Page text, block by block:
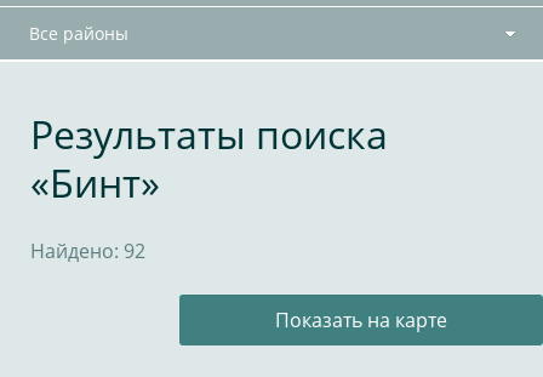
Все районы
Результаты поиска
«Бинт»
Найдено: 92
Показать на карте